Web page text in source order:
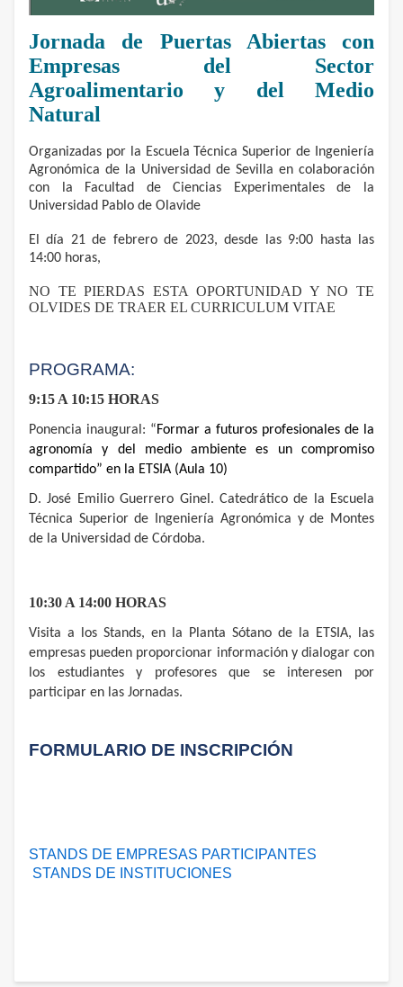
Jornada de Puertas Abiertas con
Empresas del Sector
Agroalimentario y del Medio
Natural
Organizadas por la Escuela Técnica Superior de Ingeniería
Agronómica de la Universidad de Sevilla en colaboración
con la Facultad de Ciencias Experimentales de la
Universidad Pablo de Olavide
El día 21 de febrero de 2023, desde las 9:00 hasta las
14:00 horas,
NO TE PIERDAS ESTA OPORTUNIDAD Y NO TE
OLVIDES DE TRAER EL CURRICULUM VITAE
PROGRAMA:
9:15 A 10:15 HORAS
Ponencia inaugural: “Formar a futuros profesionales de la
agronomía y del medio ambiente es un compromiso
compartido” en la ETSIA (Aula 10)
D. José Emilio Guerrero Ginel. Catedrático de la Escuela
Técnica Superior de Ingeniería Agronómica y de Montes
de la Universidad de Córdoba.
10:30 A 14:00 HORAS
Visita a los Stands, en la Planta Sótano de la ETSIA, las
empresas pueden proporcionar información y dialogar con
los estudiantes y profesores que se interesen por
participar en las Jornadas.
FORMULARIO DE INSCRIPCIÓN
STANDS DE EMPRESAS PARTICIPANTES
STANDS DE INSTITUCIONES